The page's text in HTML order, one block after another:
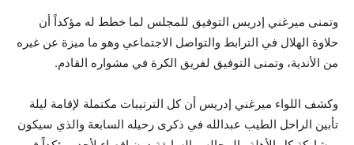
وتمنى ميرغني إدريس التوفيق للمجلس لما خطط له مؤكداً أن
حلاوة الهلال في الترابط والتواصل الاجتماعي وهو ما ميزة عن غيره
من الأندية، وتمنى التوفيق لفريق الكرة في مشواره القادم.
وكشف اللواء ميرغني إدريس أن كل الترتيبات مكتملة لإقامة ليلة
تأبين الراحل الطيب عبدالله في ذكرى رحيله السابعة والذي سيكون